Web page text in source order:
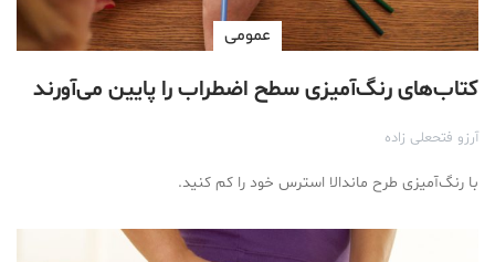
عمومی
کتاب‌های رنگ‌آمیزی سطح اضطراب را پایین می‌آورند
آرزو فتحعلی زاده
با رنگ‌آمیزی طرح ماندالا استرس خود را کم کنید.